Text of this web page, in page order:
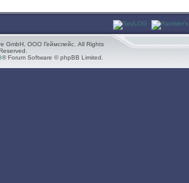
GmbH, ООО Геймспейс. All Rights
® Forum Software © phpBB Limited.